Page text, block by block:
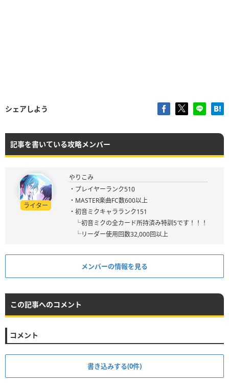
シェアしよう
記事を書いている攻略メンバー
ライター
やりこみ
・プレイヤーランク510
・MASTER楽曲FC数600以上
・初音ミクキャラランク151
└初音ミクの全カード所持済み特訓5です！！！
└リーダー使用回数32,000回以上
メンバーの情報を見る
この記事へのコメント
コメント
書き込みする(0件)